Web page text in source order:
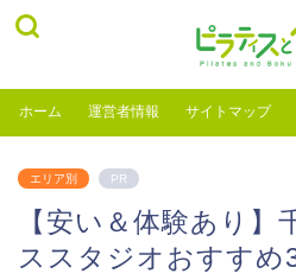
ホーム 運営者情報 サイトマップ
エリア別 PR
【安い＆体験あり】
ススタジオおすすめ